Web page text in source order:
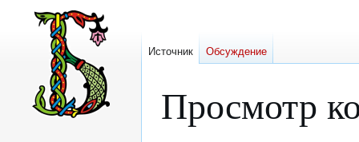
Просмотр
Источник Обсуждение